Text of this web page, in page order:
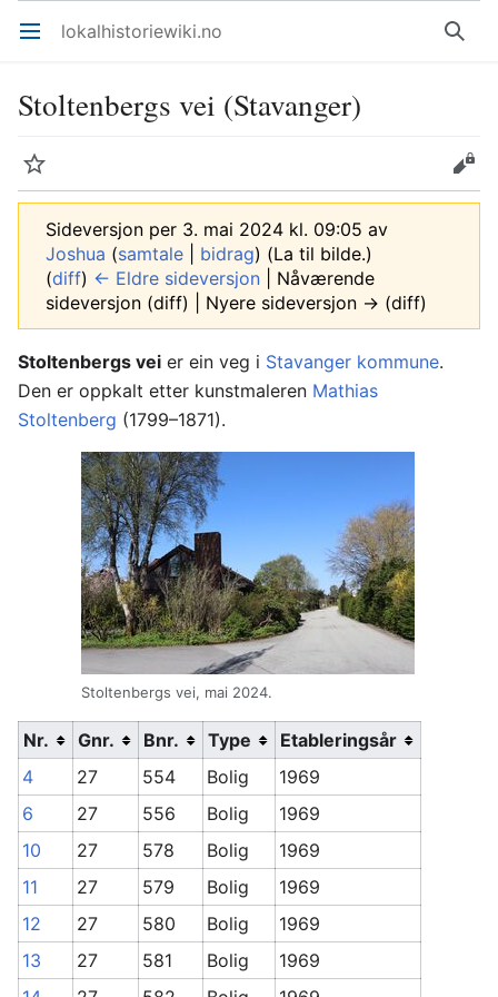
Åpne hovedmenyen lokalhistoriewiki.no Søk
Stoltenbergs vei (Stavanger)
Overvåk Rediger
Sideversjon per 3. mai 2024 kl. 09:05 av
Joshua (samtale bidrag) (La til bilde.)
(diff) ← Eldre sideversjon | Nåværende
sideversjon (diff) | Nyere sideversjon → (diff)
Stoltenbergs vei er ein veg i Stavanger kommune.
Den er oppkalt etter kunstmaleren Mathias
Stoltenberg (1799–1871).
Stoltenbergs vei, mai 2024.
Nr. Gnr. Bnr. Type
Etableringsår
4
27 554 Bolig
1969
6
27 556 Bolig
1969
10
27 578 Bolig
1969
11
27 579 Bolig
1969
12
27 580 Bolig
1969
13
27 581 Bolig
1969